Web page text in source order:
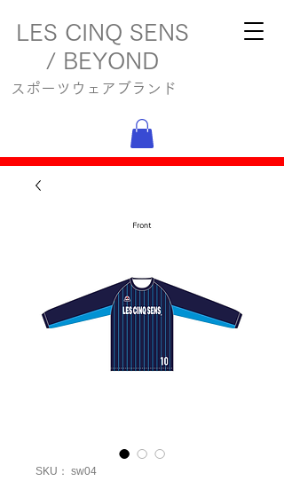
LES CINQ SENS
/ BEYOND
スポーツウェアブランド
SKU： sw04